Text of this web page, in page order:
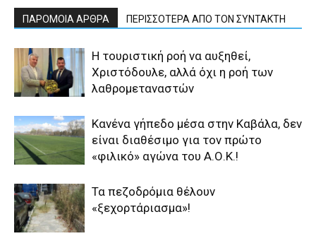
ΠΑΡΟΜΟΙΑ ΑΡΘΡΑ ΠΕΡΙΣΣΟΤΕΡΑ ΑΠΟ ΤΟΝ ΣΥΝΤΑΚΤΗ
Η τουριστική ροή να αυξηθεί,
Χριστόδουλε, αλλά όχι η ροή των
λαθρομεταναστών
Κανένα γήπεδο μέσα στην Καβάλα, δεν
είναι διαθέσιμο για τον πρώτο
«φιλικό» αγώνα του Α.Ο.Κ.!
Τα πεζοδρόμια θέλουν
«ξεχορτάριασμα»!